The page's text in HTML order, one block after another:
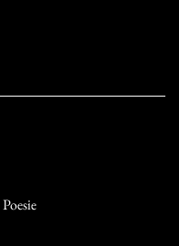
Poesie